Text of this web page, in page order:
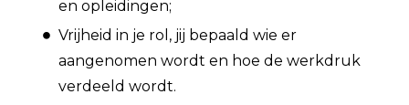
en opleidingen;
Vrijheid in je rol, jij bepaald wie er
aangenomen wordt en hoe de werkdruk
verdeeld wordt.